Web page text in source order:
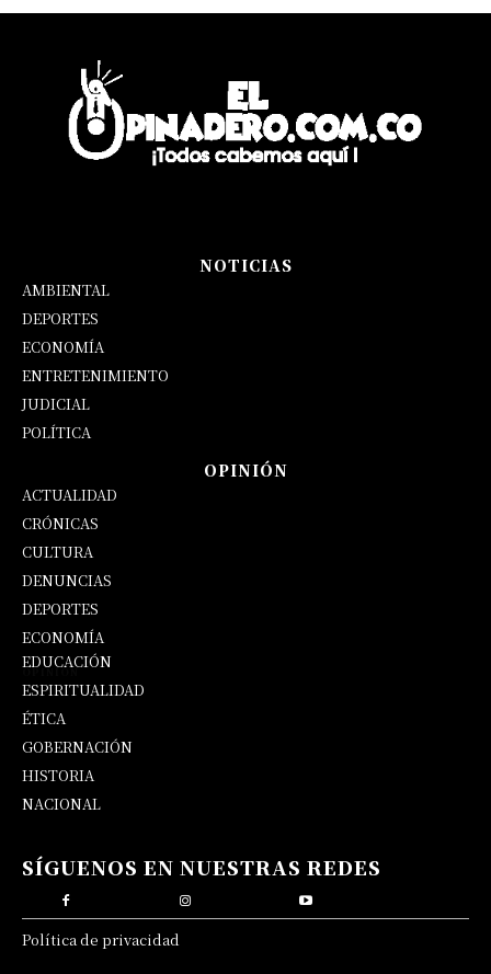
NOTICIAS
AMBIENTAL
DEPORTES
ECONOMÍA
ENTRETENIMIENTO
JUDICIAL
POLÍTICA
OPINIÓN
ACTUALIDAD
CRÓNICAS
CULTURA
DENUNCIAS
DEPORTES
ECONOMÍA
OPINIÓN
EDUCACIÓN
ESPIRITUALIDAD
ÉTICA
GOBERNACIÓN
HISTORIA
NACIONAL
SÍGUENOS EN NUESTRAS REDES
Política de privacidad